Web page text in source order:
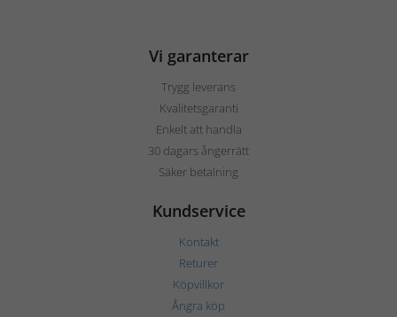
Vi garanterar
Trygg leverans
Kvalitetsgaranti
Enkelt att handla
30 dagars ångerrätt
Säker betalning
Kundservice
Kontakt
Returer
Köpvillkor
Ångra köp